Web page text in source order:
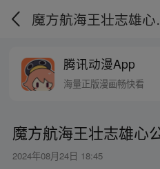
魔方
腾讯动漫App
海量正版漫画畅快看
魔方航海王壮志雄心
2024年08月24日 18:45